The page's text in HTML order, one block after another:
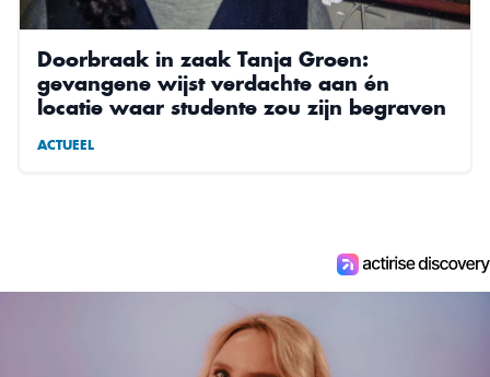
Doorbraak in zaak Tanja Groen:
gevangene wijst verdachte aan én
locatie waar studente zou zijn begraven
ACTUEEL